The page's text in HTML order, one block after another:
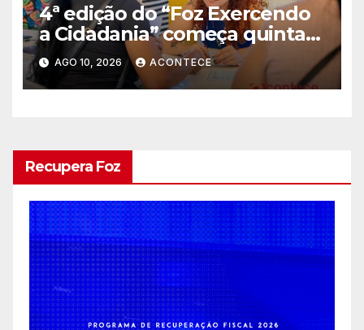
4ª edição do “Foz Exercendo
a Cidadania” começa quinta-
feira (13) com oferta de
serviços essenciais e gratuitos
AGO 10, 2026 ACONTECE
Recupera Foz